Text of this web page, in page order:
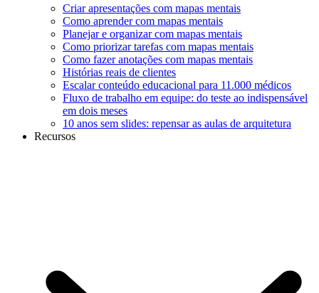
Criar apresentações com mapas mentais
Como aprender com mapas mentais
Planejar e organizar com mapas mentais
Como priorizar tarefas com mapas mentais
Como fazer anotações com mapas mentais
Histórias reais de clientes
Escalar conteúdo educacional para 11.000 médicos
Fluxo de trabalho em equipe: do teste ao indispensável
em dois meses
10 anos sem slides: repensar as aulas de arquitetura
Recursos